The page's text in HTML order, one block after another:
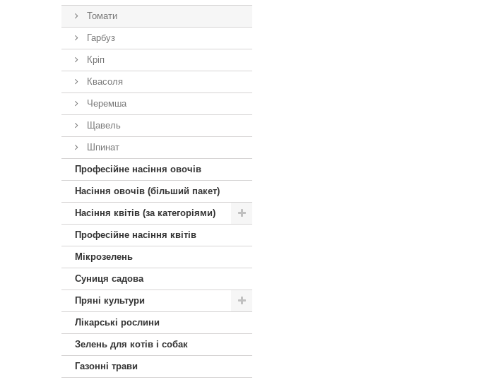
Томати
Гарбуз
Кріп
Квасоля
Черемша
Щавель
Шпинат
Професійне насіння овочів
Насіння овочів (більший пакет)
Насіння квітів (за категоріями)
Професійне насіння квітів
Мікрозелень
Суниця садова
Пряні культури
Лікарські рослини
Зелень для котів і собак
Газонні трави